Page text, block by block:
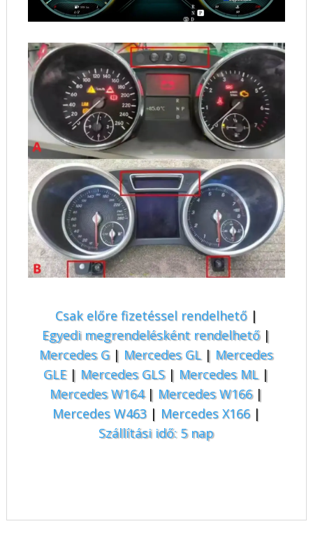
Csak előre fizetéssel rendelhető|
Egyedi megrendelésként rendelhető|
Mercedes G| Mercedes GL| Mercedes
GLE| Mercedes GLS| Mercedes ML|
Mercedes W164| Mercedes W166|
Mercedes W463| Mercedes X166|
Szállítási idő: 5 nap